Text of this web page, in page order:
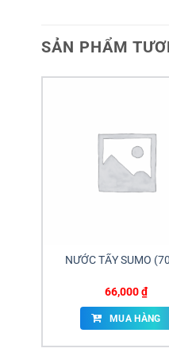
SẢN PHẨM
NƯỚC TẨY SUMO
66,000₫
MUA HÀNG